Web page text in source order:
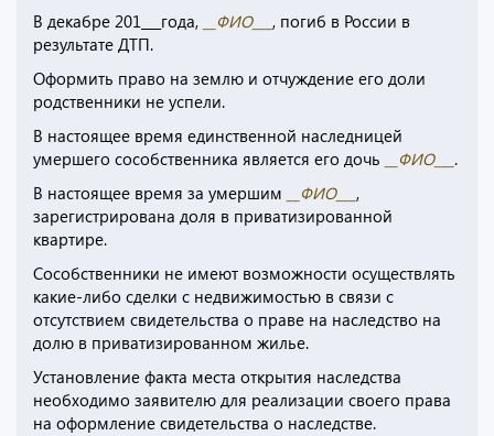
В декабре 201___года,
__ФИО___ , погиб в России в
результате ДТП.
Оформить право на землю и отчуждение его доли
родственники не успели.
В настоящее время единственной наследницей
умершего сособственника является его дочь
__ФИО___ .
В настоящее время за умершим
__ФИО___ ,
зарегистрирована доля в приватизированной
квартире.
Сособственники не имеют возможности осуществлять
какие-либо сделки с недвижимостью в связи с
отсутствием свидетельства о праве на наследство на
долю в приватизированном жилье.
Установление факта места открытия наследства
необходимо заявителю для реализации своего права
на оформление свидетельства о наследстве.